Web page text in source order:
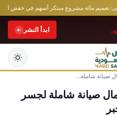
مائة مشروع مبتكر أسهم في خفض
ابدأ النشر
صيانة شاملة...
صيانة شاملة لجسر